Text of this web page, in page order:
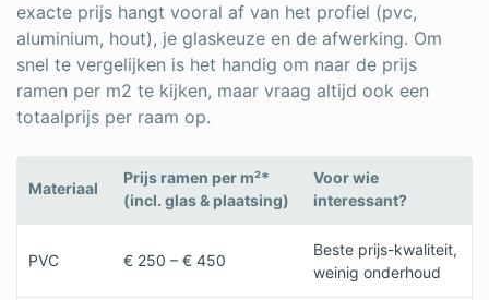
exacte prijs hangt vooral af van het profiel (pvc,
aluminium, hout), je glaskeuze en de afwerking. Om
snel te vergelijken is het handig om naar de prijs
ramen per m2 te kijken, maar vraag altijd ook een
totaalprijs per raam op.
Materiaal
Prijs ramen per m²*
(incl. glas & plaatsing)
Voor wie
interessant?
PVC € 250 – € 450
Beste prijs-kwaliteit,
weinig onderhoud